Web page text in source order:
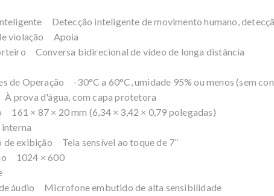
Detecção inteligente de movimento humano,
violação Apoia
Conversa bidirecional de vídeo de longa distância
de Operação -30°C a 60°C, umidade 95% ou menos (sem
prova d'água, com capa protetora
161 × 87 × 20 mm (6,34 × 3,42 × 0,79 polegadas)
interna
de exibição Tela sensível ao toque de 7”
1024 × 600
áudio Microfone embutido de alta sensibilidade